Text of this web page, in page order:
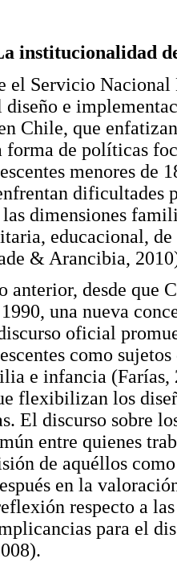
institucionalidad
el Servicio
diseño e
Chile, que
forma de políticas
menores de
dificultades
las dimensiones
educacional,
& Arancibia,
anterior, desde que
una nueva
oficial
como
e infancia (Farías,
flexibilizan los
El discurso sobre
entre quienes
de aquéllos
en la
respecto a
para el